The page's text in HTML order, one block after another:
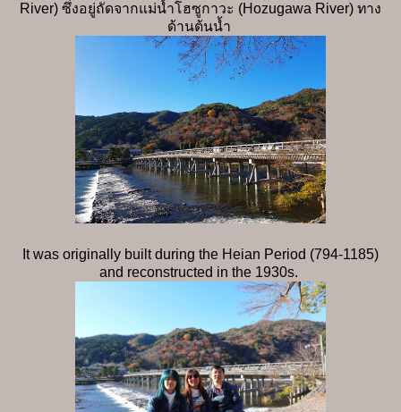
River) ซึ่งอยู่ถัดจากแม่น้ำโฮซูกาวะ (Hozugawa River) ทาง
ด้านต้นน้ำ
It was originally built during the Heian Period (794-1185)
and reconstructed in the 1930s.